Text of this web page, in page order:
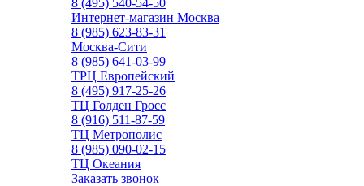
8 (495) 540-54-50
Интернет-магазин Москва
8 (985) 623-83-31
Москва-Сити
8 (985) 641-03-99
ТРЦ Европейский
8 (495) 917-25-26
ТЦ Голден Гросс
8 (916) 511-87-59
ТЦ Метрополис
8 (985) 090-02-15
ТЦ Океания
Заказать звонок